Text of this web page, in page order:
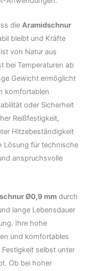
die Aramidschnur
bleibt und Kräfte
von Natur aus
bei Temperaturen ab
Gewicht ermöglicht
komfortablen
oder Sicherheit
Reißfestigkeit,
Hitzebeständigkeit
Lösung für technische
anspruchsvolle
Ø0,9 mm durch
lange Lebensdauer
Ihre hohe
und komfortables
selbst unter
Ob bei hoher